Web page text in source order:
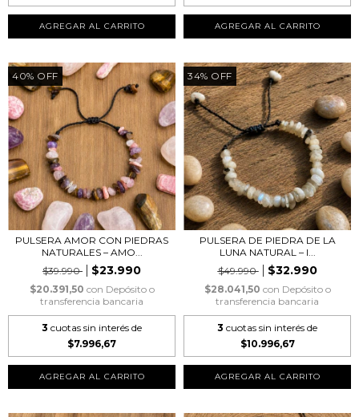
40% OFF
PULSERA AMOR CON PIEDRAS
NATURALES – AMO...
$39.990
$23.990
$20.391,50 con Depósito o
transferencia bancaria
3 cuotas sin interés de
$7.996,67
34% OFF
PULSERA DE PIEDRA DE LA
LUNA NATURAL – I...
$49.990
$32.990
$28.041,50 con Depósito o
transferencia bancaria
3 cuotas sin interés de
$10.996,67